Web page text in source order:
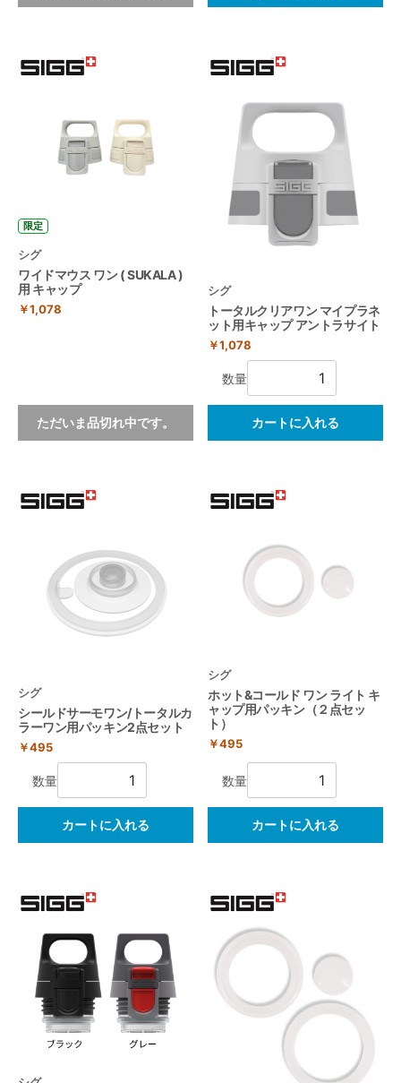
限定
シグ
ワイドマウス ワン ( SUKALA )
用 キャップ
￥1,078
ただいま品切れ中です。
シグ
トータルクリアワン マイプラネ
ット用キャップ アントラサイト
￥1,078
数量
カートに入れる
シグ
シールドサーモワン/トータルカ
ラーワン用パッキン2点セット
￥495
数量
カートに入れる
シグ
ホット&コールド ワン ライト キ
ャップ用パッキン（２点セッ
ト）
￥495
数量
カートに入れる